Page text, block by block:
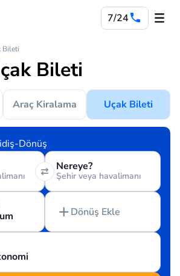
7/24
Bileti
Bileti
Araç Kiralama Uçak Bileti
Dönüş
Nereye?
Şehir veya havalimanı
Dönüş Ekle